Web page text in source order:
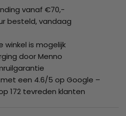
vanaf €70,-
besteld, vandaag
winkel is mogelijk
door Menno
een 4.6/5 op Google –
172 tevreden klanten